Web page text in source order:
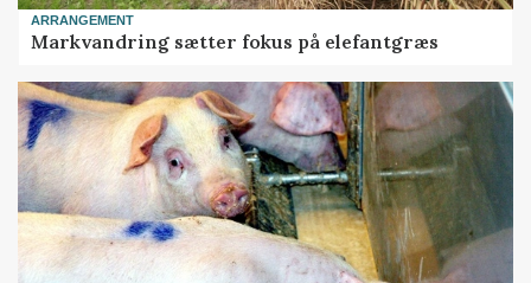
ARRANGEMENT
Markvandring sætter fokus på elefantgræs